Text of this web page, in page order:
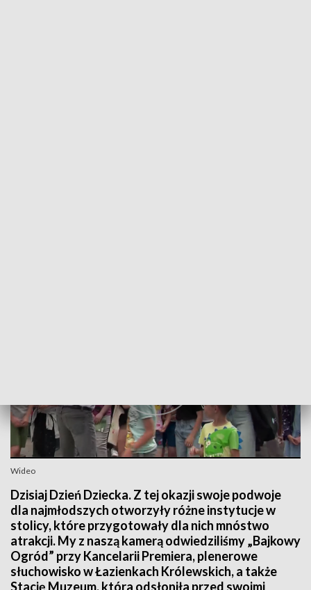
Wideo
Dzisiaj Dzień Dziecka. Z tej okazji swoje podwoje
dla najmłodszych otworzyły różne instytucje w
stolicy, które przygotowały dla nich mnóstwo
atrakcji. My z naszą kamerą odwiedziliśmy „Bajkowy
Ogród” przy Kancelarii Premiera, plenerowe
słuchowisko w Łazienkach Królewskich, a także
Stację Muzeum, która odsłoniła przed swoimi